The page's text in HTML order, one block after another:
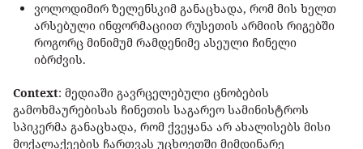
ვოლოდიმირ ზელენსკიმ განაცხადა, რომ მის ხელთ
არსებული ინფორმაციით რუსეთის არმიის რიგებში
როგორც მინიმუმ რამდენიმე ასეული ჩინელი
იბრძვის.
Context: მედიაში გავრცელებული ცნობების
გამოხმაურებისას ჩინეთის საგარეო სამინისტროს
სპიკერმა განაცხადა, რომ ქვეყანა არ ახალისებს მისი
მოქალაქეების ჩართვას უცხოეთში მიმდინარე